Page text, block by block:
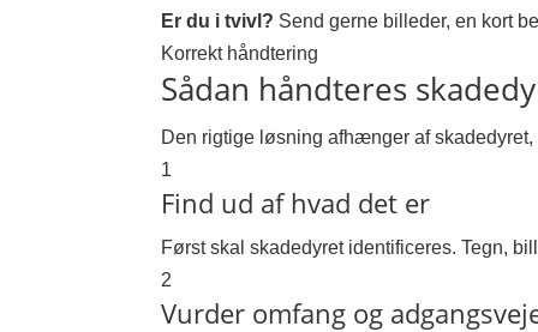
Er du i tvivl? Send gerne billeder, en kort
Korrekt håndtering
Sådan håndteres
Den rigtige løsning afhænger af
1
Find ud af hvad det er
Først skal skadedyret identificeres. Tegn,
2
Vurder omfang og